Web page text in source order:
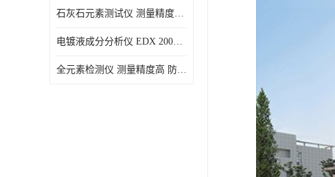
石灰石元素测试仪 测量精度高 测量方便 快捷
电镀液成分分析仪 EDX 2000A 测量 穿透力强
全元素检测仪 测量精度高 防尘 防水性能好